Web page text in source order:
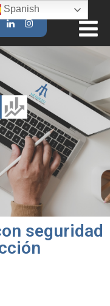
seguridad
Spanish